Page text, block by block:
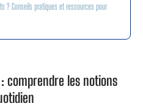
? Conseils pratiques et ressources pour
comprendre les notions